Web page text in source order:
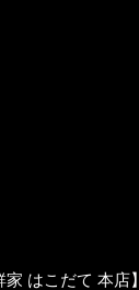
はこだて 本店】